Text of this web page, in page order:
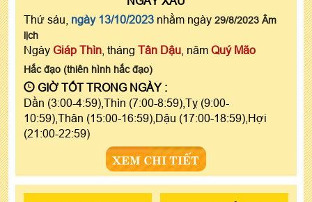
Thứ sáu, ngày 13/10/2023 nhằm ngày 29/8/2023 Âm
lịch
Ngày Giáp Thìn , tháng Tân Dậu , năm Quý Mão
Hắc đạo (thiên hình hắc đạo)
GIỜ TỐT TRONG NGÀY :
Dần (3:00-4:59),Thìn (7:00-8:59),Tỵ (9:00-
10:59),Thân (15:00-16:59),Dậu (17:00-18:59),Hợi
(21:00-22:59)
XEM CHI TIẾT